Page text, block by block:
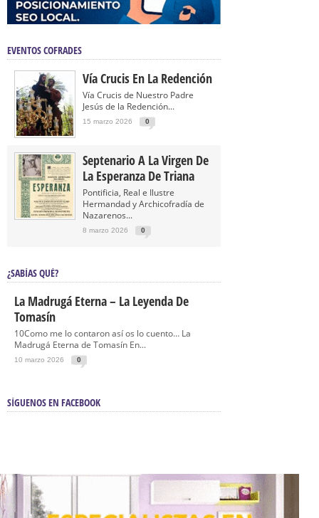
EVENTOS COFRADES
Vía Crucis En La Redención
Vía Crucis de Nuestro Padre
Jesús de la Redención...
15 marzo 2026 0
Septenario A La Virgen De
La Esperanza De Triana
Pontificia, Real e Ilustre
Hermandad y Archicofradía de
Nazarenos...
8 marzo 2026 0
¿SABÍAS QUÉ?
La Madrugá Eterna – La Leyenda De
Tomasín
10Como me lo contaron así os lo cuento… La
Madrugá Eterna de Tomasín En...
10 marzo 2026 0
SÍGUENOS EN FACEBOOK